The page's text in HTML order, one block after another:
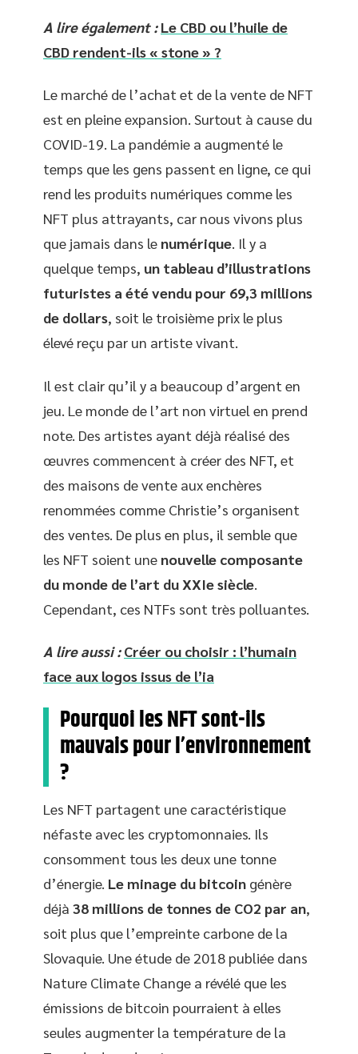
A lire également : Le CBD ou l’huile de
CBD rendent-ils « stone » ?
Le marché de l’achat et de la vente de NFT
est en pleine expansion. Surtout à cause du
COVID-19. La pandémie a augmenté le
temps que les gens passent en ligne, ce qui
rend les produits numériques comme les
NFT plus attrayants, car nous vivons plus
que jamais dans le numérique. Il y a
quelque temps, un tableau d’illustrations
futuristes a été vendu pour 69,3 millions
de dollars, soit le troisième prix le plus
élevé reçu par un artiste vivant.
Il est clair qu’il y a beaucoup d’argent en
jeu. Le monde de l’art non virtuel en prend
note. Des artistes ayant déjà réalisé des
œuvres commencent à créer des NFT, et
des maisons de vente aux enchères
renommées comme Christie’s organisent
des ventes. De plus en plus, il semble que
les NFT soient une nouvelle composante
du monde de l’art du XXIe siècle
Cependant, ces NTFs sont très polluantes.
A lire aussi : Créer ou choisir : l’humain
face aux logos issus de l’ia
Pourquoi les NFT sont-ils
mauvais pour l’environnement
?
Les NFT partagent une caractéristique
néfaste avec les cryptomonnaies. Ils
consomment tous les deux une tonne
d’énergie. Le minage du bitcoin génère
déjà 38 millions de tonnes de CO2 par an,
soit plus que l’empreinte carbone de la
Slovaquie. Une étude de 2018 publiée dans
Nature Climate Change a révélé que les
émissions de bitcoin pourraient à elles
seules augmenter la température de la